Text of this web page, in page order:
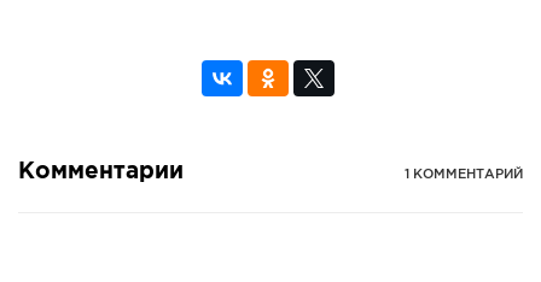
Комментарии 1 КОММЕНТАРИЙ